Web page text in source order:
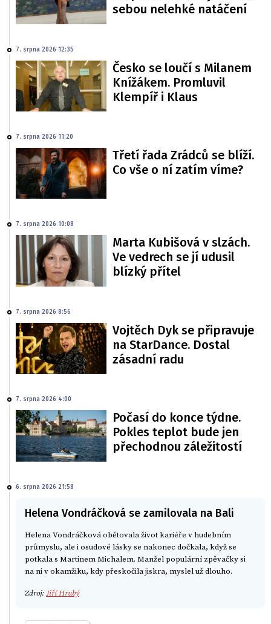
sebou nelehké natáčení
7. srpna 2026 12:35
Česko se loučí s Milanem
Knížákem. Promluvil
Klempíř i Klaus
7. srpna 2026 11:20
Třetí řada Zrádců se blíží.
Co vše o ní zatím víme?
7. srpna 2026 10:08
Marta Kubišová v slzách.
Ve vedrech se jí udusil
blízký přítel
7. srpna 2026 8:56
Vojtěch Dyk se připravuje
na StarDance. Dostal
zásadní radu
7. srpna 2026 4:00
Počasí do konce týdne.
Pokles teplot bude jen
přechodnou záležitostí
6. srpna 2026 21:58
Helena Vondráčková se zamilovala na Bali
Helena Vondráčková obětovala život kariéře v hudebním
průmyslu, ale i osudové lásky se nakonec dočkala, když se
potkala s Martinem Michalem. Manžel populární zpěvačky si
na ni v okamžiku, kdy přeskočila jiskra, myslel už dlouho.
Zdroj: Jiří Hrubý